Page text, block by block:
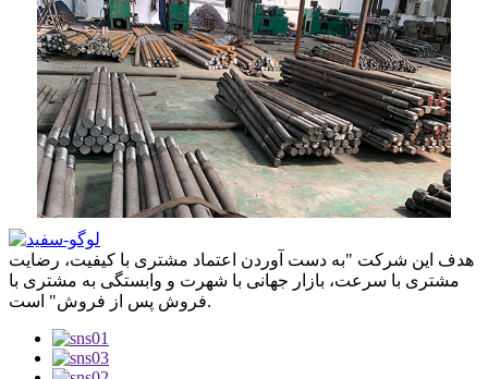
هدف این شرکت "به دست آوردن اعتماد مشتری با کیفیت، رضایت
مشتری با سرعت، بازار جهانی با شهرت و وابستگی به مشتری با
فروش پس از فروش" است.